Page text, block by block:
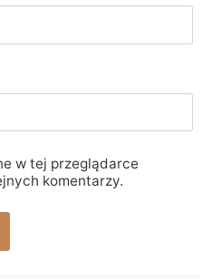
w tej przeglądarce
komentarzy.